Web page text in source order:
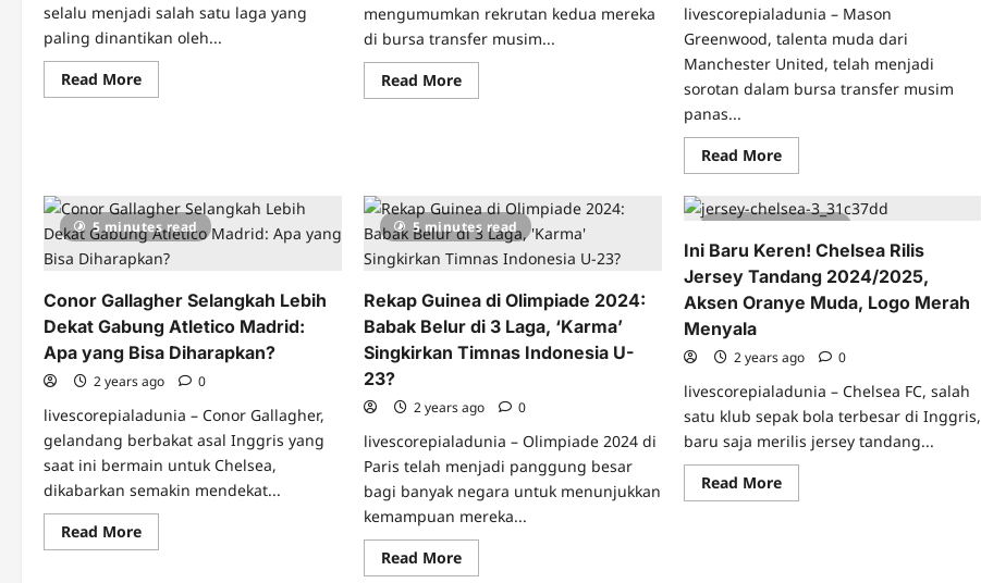
selalu menjadi salah satu laga yang
paling dinantikan oleh...
Read MoreRead
more
United
vs
Liverpool:
Curtis
Jones
mengumumkan rekrutan kedua mereka
di bursa transfer musim...
Read MoreRead
more
di
Musim
Panas
2024?
livescorepialadunia – Mason
Greenwood, talenta muda dari
Manchester United, telah menjadi
sorotan dalam bursa transfer musim
panas...
Read MoreRead
more
Lazio
Akhirnya
Suara
Dibalik
Gagalnya
Mendatangkan
Mason
5 minutes read
Conor Gallagher Selangkah Lebih
Dekat Gabung Atletico Madrid:
Apa yang Bisa Diharapkan?
2 years ago 0
livescorepialadunia – Conor Gallagher,
gelandang berbakat asal Inggris yang
saat ini bermain untuk Chelsea,
dikabarkan semakin mendekat...
Read MoreRead
more
5 minutes read
Rekap Guinea di Olimpiade 2024:
Babak Belur di 3 Laga, ‘Karma’
Singkirkan Timnas Indonesia U-
23?
2 years ago 0
livescorepialadunia – Olimpiade 2024 di
Paris telah menjadi panggung besar
bagi banyak negara untuk menunjukkan
kemampuan mereka...
Read MoreRead
more
5 minutes read
Ini Baru Keren! Chelsea Rilis
Jersey Tandang 2024/2025,
Aksen Oranye Muda, Logo Merah
Menyala
2 years ago 0
livescorepialadunia – Chelsea FC, salah
satu klub sepak bola terbesar di Inggris,
baru saja merilis jersey tandang...
Read MoreRead
more